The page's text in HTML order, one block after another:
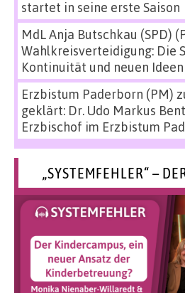
startet in seine erste Saison
MdL Anja Butschkau (SPD)
Wahlkreisverteidigung: Die
Kontinuität und neuen
Erzbistum Paderborn (PM)
geklärt: Dr. Udo Markus
Erzbischof im Erzbistum
„SYSTEMFEHLER“ –